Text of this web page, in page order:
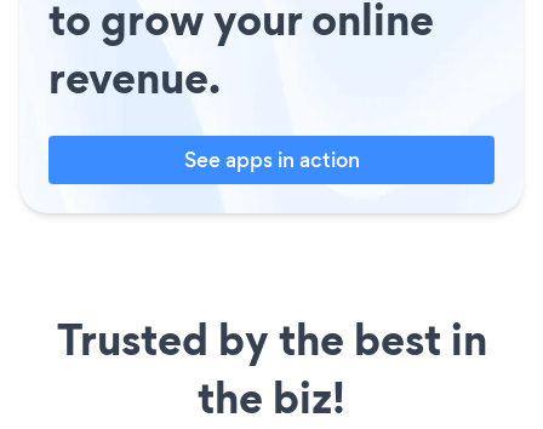
to grow your online
revenue.
See apps in action
Trusted by the best in
the biz!